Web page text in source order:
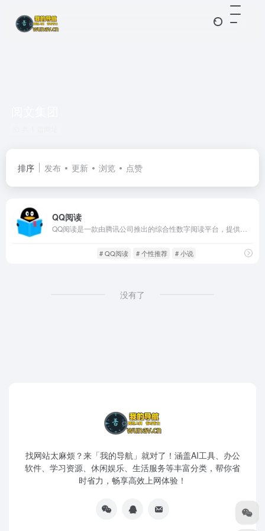
排序 发布 更新 浏览 点赞
QQ阅读
# QQ阅读 # 个性推荐 # 小说
没有了
找网站太麻烦？来「我的导航」就对了！涵盖AI工具、办公
软件、学习资源、休闲娱乐、生活服务等丰富分类，帮你省
时省力，畅享高效上网体验！